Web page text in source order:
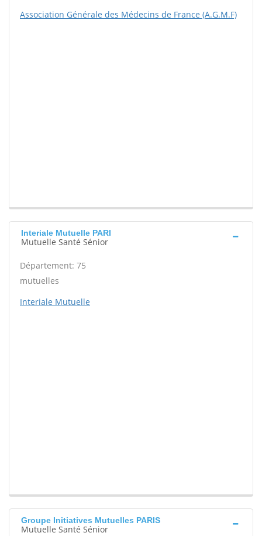
Association Générale des Médecins de France (A.G.M.F)
Interiale Mutuelle PARI
Mutuelle Santé Sénior
Département: 75
mutuelles
Interiale Mutuelle
Groupe Initiatives Mutuelles PARIS
Mutuelle Santé Sénior